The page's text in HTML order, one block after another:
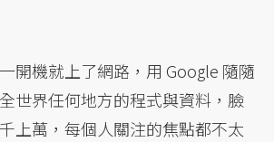
開機就上了網路，用 Google 隨隨
世界任何地方的程式與資料，臉
上萬，每個人關注的焦點都不太